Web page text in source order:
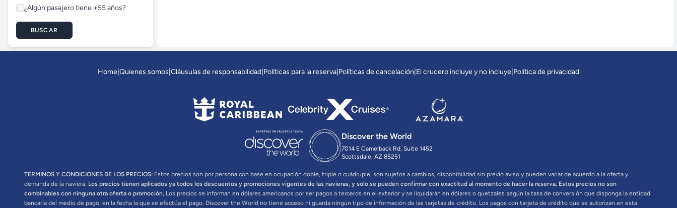
¿Algún pasajero tiene +55 años?
BUSCAR
Home Quienes somos Cláusulas de responsabilidad Políticas para la reserva Políticas de cancelación El crucero incluye y no incluye Política de privacidad
Discover the World
7014 E Camelback Rd, Suite 1452
Scottsdale, AZ 85251
TERMINOS Y CONDICIONES DE LOS PRECIOS: Estos precios son por persona con base en ocupación doble, triple o cuádruple, son sujetos a cambios, disponibilidad sin previo aviso y pueden variar de acuerdo a la oferta y
demanda de la naviera. Los precios tienen aplicados ya todos los descuentos y promociones vigentes de las navieras, y solo se pueden confirmar con exactitud al momento de hacer la reserva. Estos precios no son
combinables con ninguna otra oferta o promoción, Los precios se informan en dólares americanos por ser pagos a terceros en el exterior y se liquidarán en dólares o quetzales según la tasa de conversión que disponga la entidad
bancaria del medio de pago, en la fecha la que se efectúa el pago. Discover the World no tiene acceso ni guarda ningún tipo de información de las tarjetas de crédito. Los pagos con tarjeta de crédito que se autorizan en esta